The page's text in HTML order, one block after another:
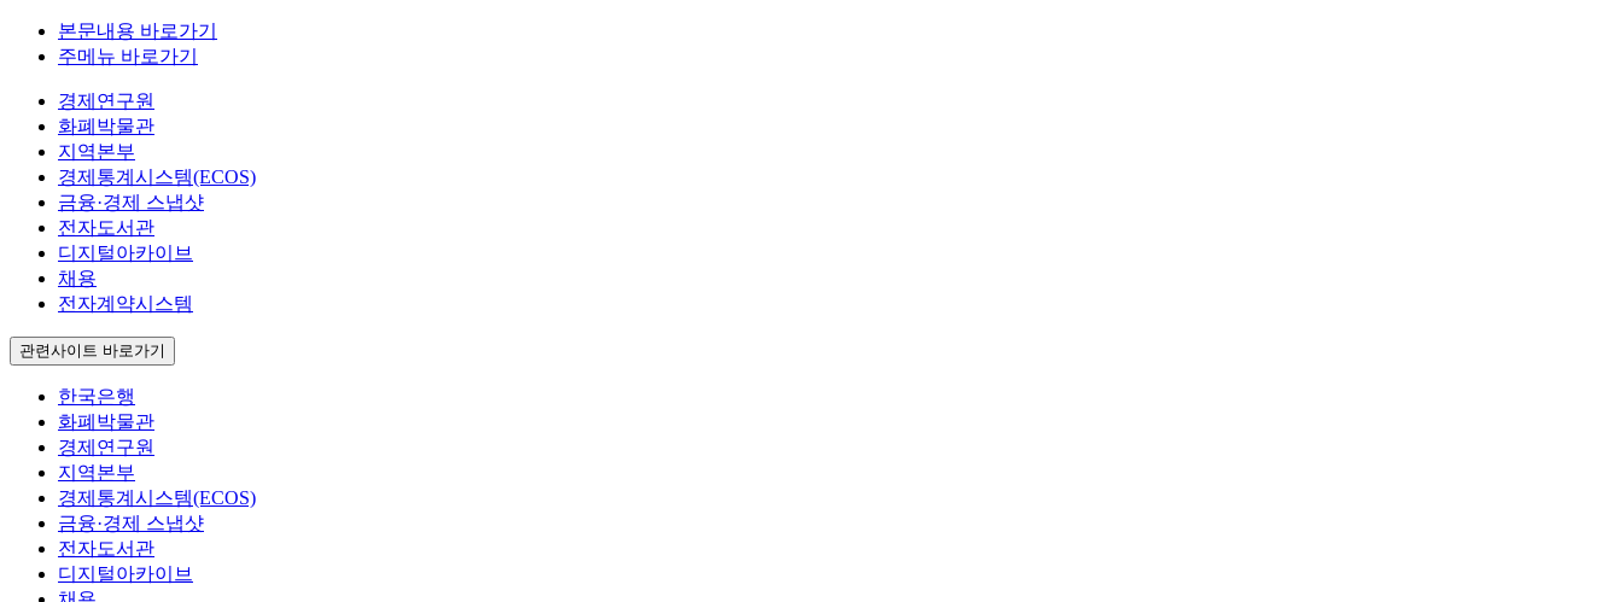
본문내용 바로가기
주메뉴 바로가기
경제연구원
화폐박물관
지역본부
경제통계시스템(ECOS)
금융·경제 스냅샷
전자도서관
디지털아카이브
채용
전자계약시스템
관련사이트 바로가기
한국은행
화폐박물관
경제연구원
지역본부
경제통계시스템(ECOS)
금융·경제 스냅샷
전자도서관
디지털아카이브